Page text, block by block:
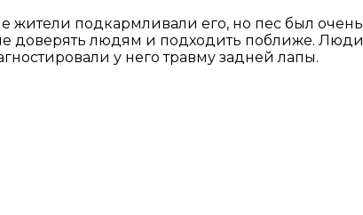
жители подкармливали его, но пес был очень
доверять людям и подходить поближе. Люди
у него травму задней лапы.